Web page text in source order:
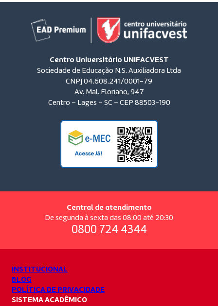
Centro Universitário UNIFACVEST
Sociedade de Educação N.S. Auxiliadora Ltda
CNPJ 04.608.241/0001-79
Av. Mal. Floriano, 947
Centro – Lages – SC – CEP 88503-190
Central de atendimento
De segunda à sexta das 08:00 até 20:30
0800 724 4344
INSTITUCIONAL
BLOG
POLÍTICA DE PRIVACIDADE
SISTEMA ACADÊMICO